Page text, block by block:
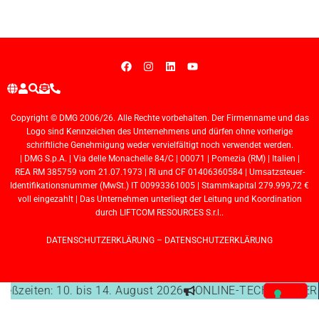
Copyright © DMG 2006/26. Alle Rechte vorbehalten. Der Firmenname und das
Logo sind Kennzeichen des Unternehmens und dürfen ohne vorherige
schriftliche Genehmigung weder vervielfältigt noch verwendet werden.
| DMG S.p.A. | Via delle Monachelle 84/C | 00071 | Pomezia (RM) | Italien |
REA RM 385759 vom 21.07.1973 | RI und CF 01406360584 | Umsatzsteuer-
Identifikationsnummer (MwSt.) IT 00993361005 | Stammkapital 279.999,72 €
voll eingezahlt | Das Unternehmen unterliegt der Leitung und Koordination
durch LIFTCOM RESOURCES S.r.l..
DATENSCHUTZERKLÄRUNG – DATENSCHUTZERKLÄRUNG
10. bis 14. August 2026 ONLINE-